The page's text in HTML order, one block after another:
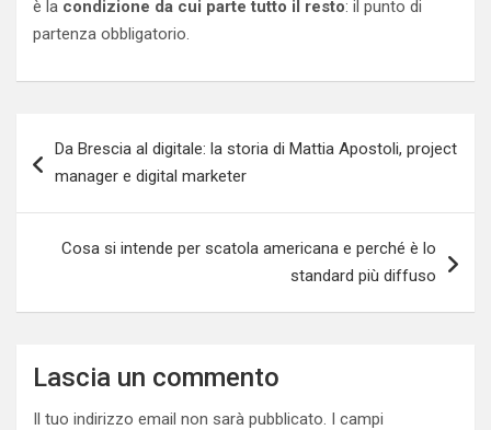
è la condizione da cui parte tutto il resto: il punto di
partenza obbligatorio.
articoli
Da Brescia al digitale: la storia di Mattia Apostoli, project
manager e digital marketer
Cosa si intende per scatola americana e perché è lo
standard più diffuso
Lascia un commento
Il tuo indirizzo email non sarà pubblicato. I campi